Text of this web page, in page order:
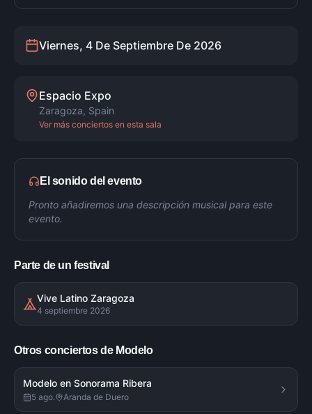
Viernes, 4 De Septiembre De 2026
Espacio Expo
Zaragoza, Spain
Ver más conciertos en esta sala
El sonido del evento
Pronto añadiremos una descripción musical para este
evento.
Parte de un festival
Vive Latino Zaragoza
4 septiembre 2026
Otros conciertos de Modelo
Modelo en Sonorama Ribera
5 ago. Aranda de Duero